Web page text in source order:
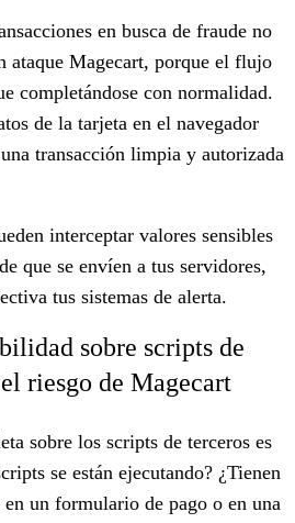
en busca de fraude no
ataque Magecart, porque el flujo
completándose con normalidad.
de la tarjeta en el navegador
transacción limpia y autorizada
interceptar valores sensibles
que se envíen a tus servidores,
tus sistemas de alerta.
sobre scripts de
riesgo de Magecart
sobre los scripts de terceros es
se están ejecutando? ¿Tienen
un formulario de pago o en una